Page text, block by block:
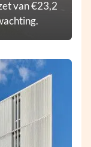
van €23,2